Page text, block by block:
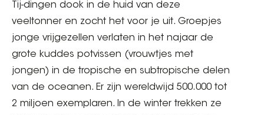
Tij-dingen dook in de huid van deze
veeltonner en zocht het voor je uit. Groepjes
jonge vrijgezellen verlaten in het najaar de
grote kuddes potvissen (vrouwtjes met
jongen) in de tropische en subtropische delen
van de oceanen. Er zijn wereldwijd 500.000 tot
2 miljoen exemplaren. In de winter trekken ze